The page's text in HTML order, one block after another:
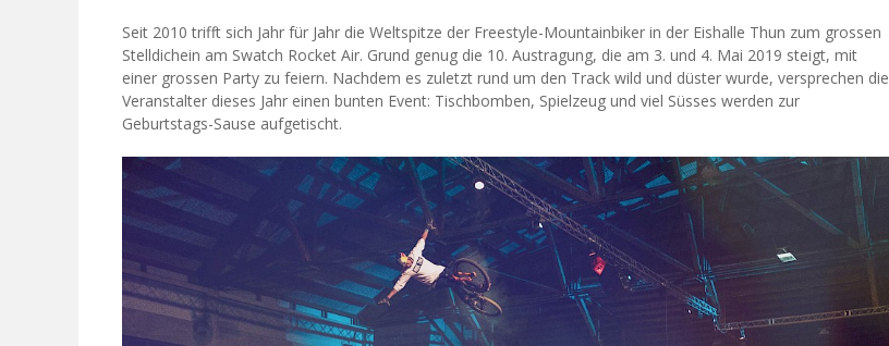
Seit 2010 trifft sich Jahr für Jahr die Weltspitze der Freestyle-Mountainbiker in der Eishalle Thun zum grossen
Stelldichein am Swatch Rocket Air. Grund genug die 10. Austragung, die am 3. und 4. Mai 2019 steigt, mit
einer grossen Party zu feiern. Nachdem es zuletzt rund um den Track wild und düster wurde, versprechen die
Veranstalter dieses Jahr einen bunten Event: Tischbomben, Spielzeug und viel Süsses werden zur
Geburtstags-Sause aufgetischt.